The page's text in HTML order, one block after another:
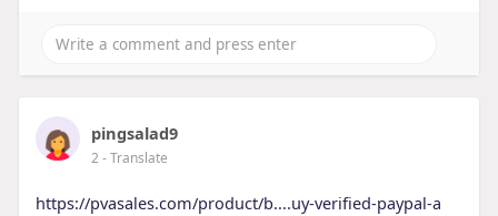
pingsalad9
2- Translate
https://pvasales.com/product/b....uy-verified-paypal-a